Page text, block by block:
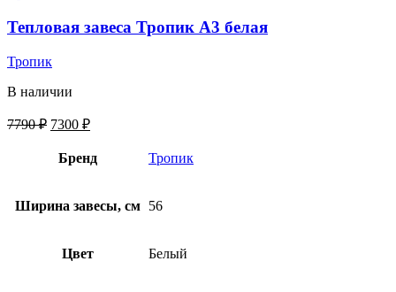
Тепловая завеса Тропик А3 белая
Тропик
В наличии
7790₽ 7300 ₽
Бренд Тропик
Ширина завесы, см 56
Цвет Белый